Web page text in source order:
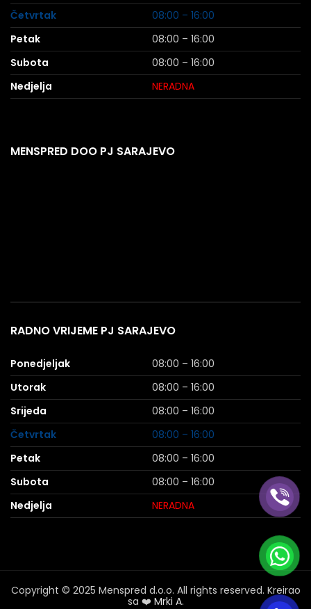
Četvrtak
08:00 – 16:00
Petak
08:00 – 16:00
Subota
08:00 – 16:00
Nedjelja
NERADNA
MENSPRED DOO PJ SARAJEVO
RADNO VRIJEME PJ SARAJEVO
Ponedjeljak
08:00 – 16:00
Utorak
08:00 – 16:00
Srijeda
08:00 – 16:00
Četvrtak
08:00 – 16:00
Petak
08:00 – 16:00
Subota
08:00 – 16:00
Nedjelja
NERADNA
Copyright © 2025 Menspred d.o.o. All rights reserved. Kreirao
sa ❤️ Mrki A.